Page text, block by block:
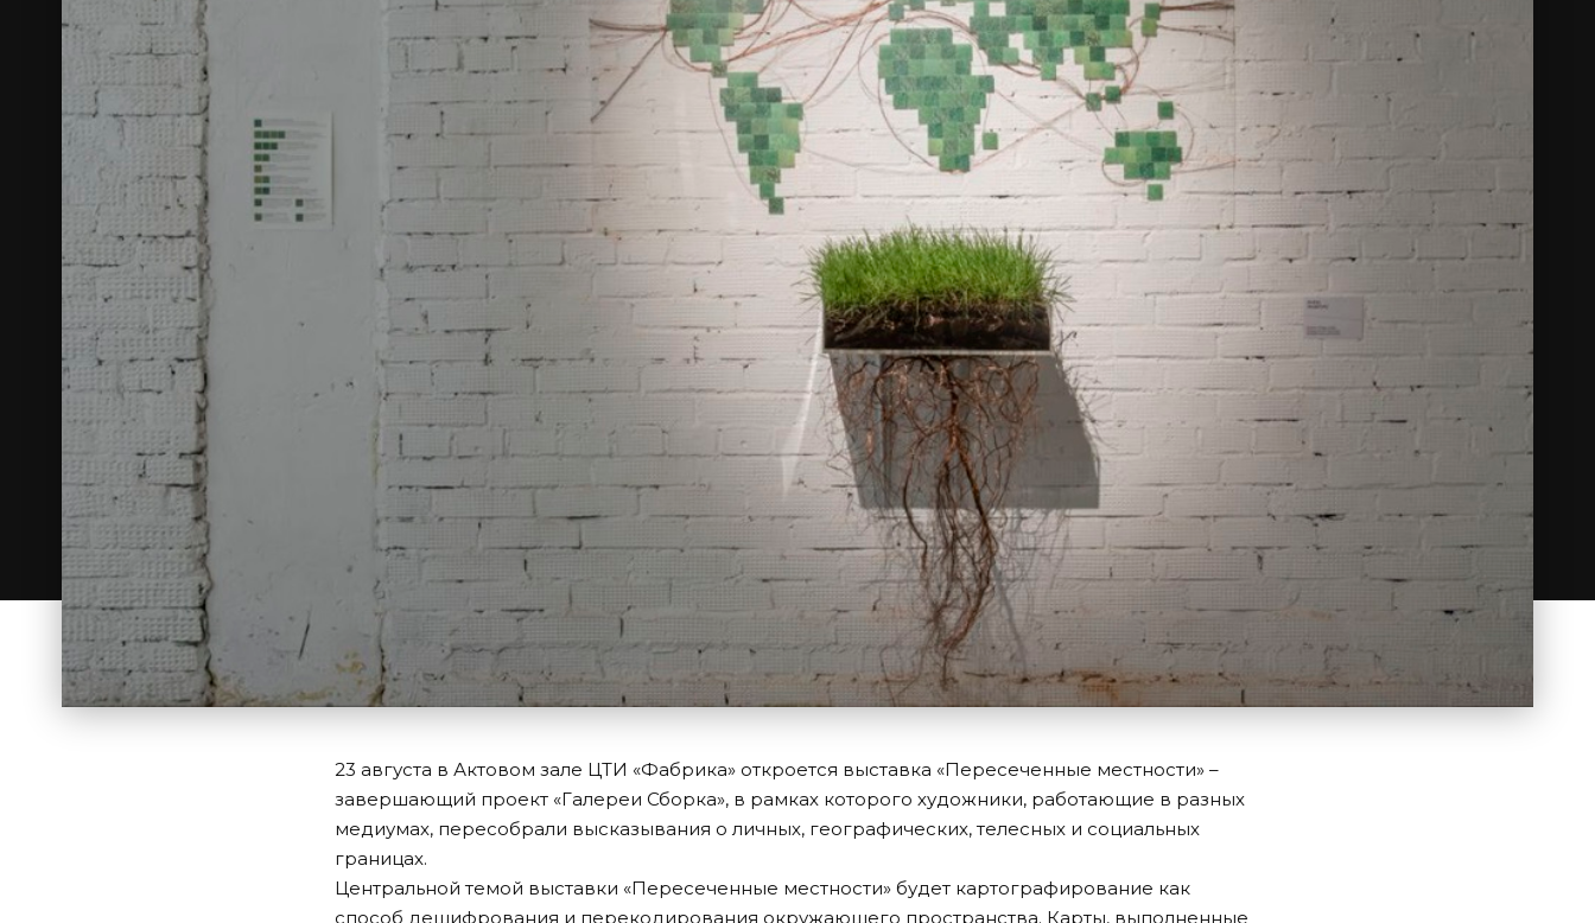
23 августа в Актовом зале ЦТИ «Фабрика» откроется выставка «Пересеченные местности» –
завершающий проект «Галереи Сборка», в рамках которого художники, работающие в разных
медиумах, пересобрали высказывания о личных, географических, телесных и социальных
границах.
Центральной темой выставки «Пересеченные местности» будет картографирование как
способ дешифрования и перекодирования окружающего пространства. Карты, выполненные